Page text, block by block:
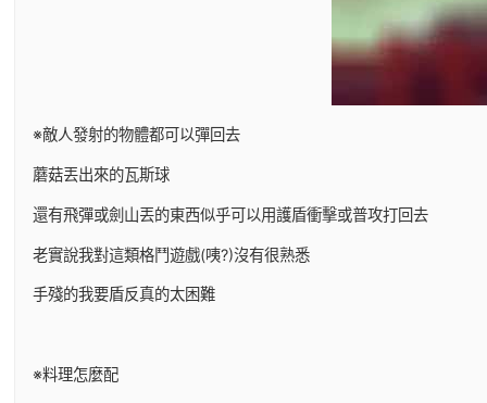
※敵人發射的物體都可以彈回去
蘑菇丟出來的瓦斯球
還有飛彈或劍山丟的東西似乎可以用護盾衝擊或普攻打回去
老實說我對這類格鬥遊戲(咦?)沒有很熟悉
手殘的我要盾反真的太困難
※料理怎麼配